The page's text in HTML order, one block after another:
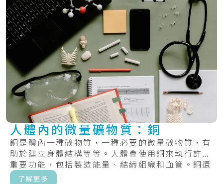
人體內的微量礦物質：銅
銅是體內一種礦物質，一種必要的微量礦物質，有
助於建立身體結構等等。人體會使用銅來執行許多
重要功能，包括製造能量、結締組織和血管。銅還
有助.....
了解更多